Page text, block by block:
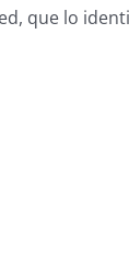
que lo